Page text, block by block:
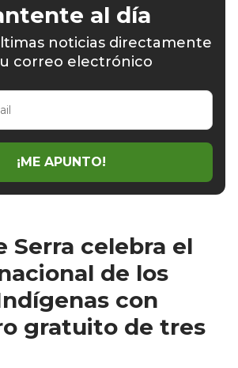
al día
noticias directamente
correo electrónico
¡ME APUNTO!
Serra celebra el
de los
con
gratuito de tres